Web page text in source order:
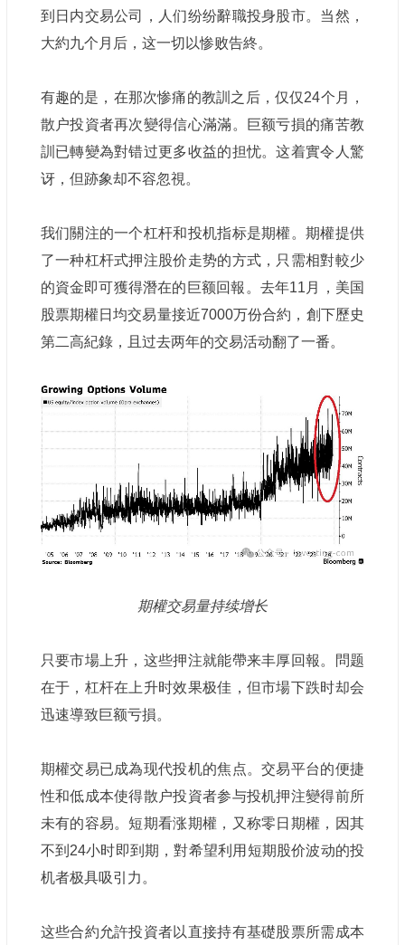
到日内交易公司，人们纷纷辭職投身股市。当然，
大約九个月后，这一切以惨败告終。
有趣的是，在那次惨痛的教訓之后，仅仅24个月，
散户投資者再次變得信心滿滿。巨额亏損的痛苦教
訓已轉變為對错过更多收益的担忧。这着實令人驚
讶，但跡象却不容忽視。
我们關注的一个杠杆和投机指标是期權。期權提供
了一种杠杆式押注股价走势的方式，只需相對較少
的資金即可獲得潛在的巨额回報。去年11月，美国
股票期權日均交易量接近7000万份合約，創下歷史
第二高紀錄，且过去两年的交易活动翻了一番。
期權交易量持续增长
只要市場上升，这些押注就能帶来丰厚回報。問题
在于，杠杆在上升时效果极佳，但市場下跌时却会
迅速導致巨额亏損。
期權交易已成為现代投机的焦点。交易平台的便捷
性和低成本使得散户投資者参与投机押注變得前所
未有的容易。短期看涨期權，又称零日期權，因其
不到24小时即到期，對希望利用 短期股价波动的投
机者极具吸引力。
这些合約允許投資者以直接持有基礎股票所需成本